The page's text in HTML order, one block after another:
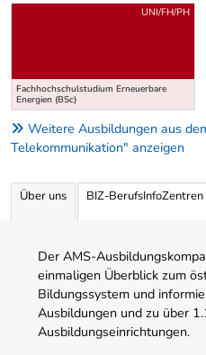
Uber weitere
Fachhochschulstudium Erneuerbare
Energien (BSc)
UNI/FH/PH
Weitere Ausbildungen aus
Telekommunikation" anzeigen
Über uns BIZ-BerufsInfoZentren
Der AMS-
einmaligen Überblick zum
Bildungssystem und
Ausbildungen und zu über
Ausbildungseinrichtungen.